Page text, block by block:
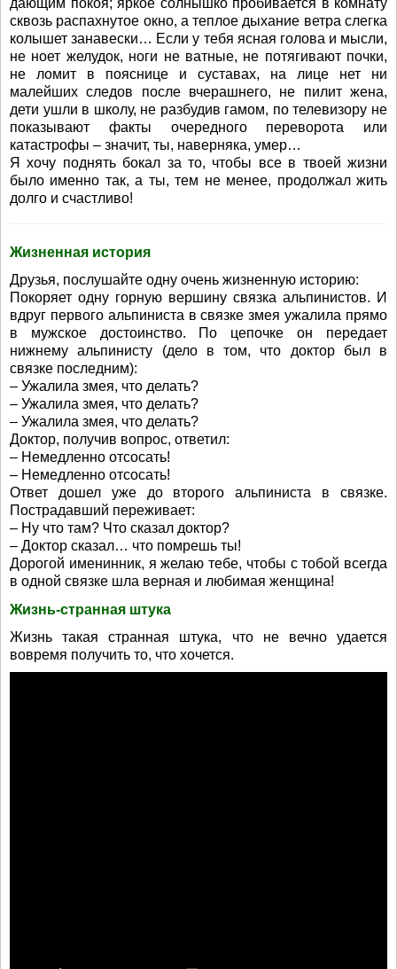
дающим покоя; яркое солнышко пробивается в комнату
сквозь распахнутое окно, а теплое дыхание ветра слегка
колышет занавески… Если у тебя ясная голова и мысли,
не ноет желудок, ноги не ватные, не потягивают почки,
не ломит в пояснице и суставах, на лице нет ни
малейших следов после вчерашнего, не пилит жена,
дети ушли в школу, не разбудив гамом, по телевизору не
показывают факты очередного переворота или
катастрофы – значит, ты, наверняка, умер…
Я хочу поднять бокал за то, чтобы все в твоей жизни
было именно так, а ты, тем не менее, продолжал жить
долго и счастливо!
Жизненная история
Друзья, послушайте одну очень жизненную историю:
Покоряет одну горную вершину связка альпинистов. И
вдруг первого альпиниста в связке змея ужалила прямо
в мужское достоинство. По цепочке он передает
нижнему альпинисту (дело в том, что доктор был в
связке последним):
– Ужалила змея, что делать?
– Ужалила змея, что делать?
– Ужалила змея, что делать?
Доктор, получив вопрос, ответил:
– Немедленно отсосать!
– Немедленно отсосать!
Ответ дошел уже до второго альпиниста в связке.
Пострадавший переживает:
– Ну что там? Что сказал доктор?
– Доктор сказал… что помрешь ты!
Дорогой именинник, я желаю тебе, чтобы с тобой всегда
в одной связке шла верная и любимая женщина!
Жизнь-странная штука
Жизнь такая странная штука, что не вечно удается
вовремя получить то, что хочется.